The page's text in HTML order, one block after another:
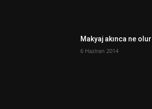
Makyaj akınca ne olur
6 Haziran 2014